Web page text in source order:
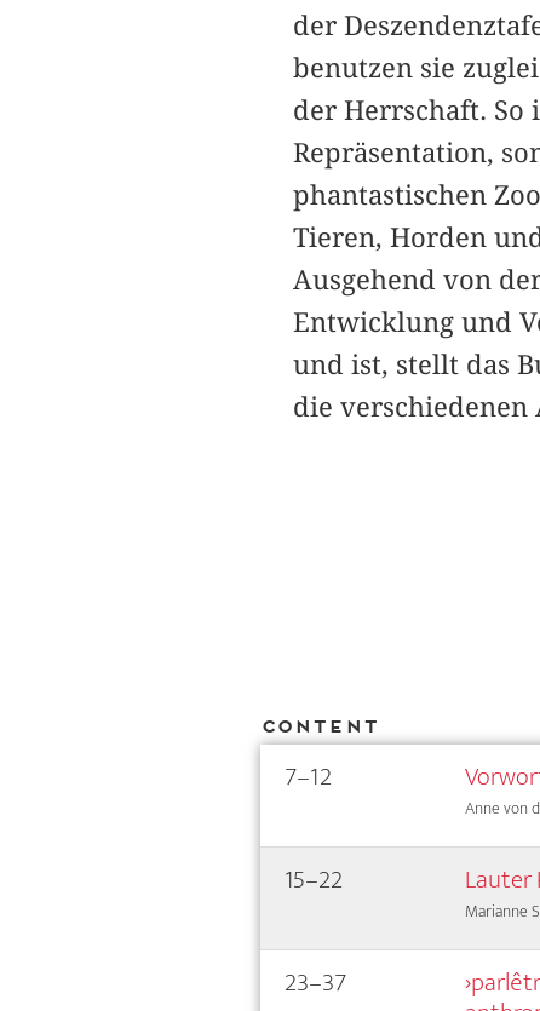
der
benutzen sie
der Herrschaft.
Repräsentation,
phantastischen
Tieren, Horden
Ausgehend von
Entwicklung und
und ist, stellt das
die verschiedenen
Content
7–12
Anne von
15–22 Lauter
Marianne
23–37